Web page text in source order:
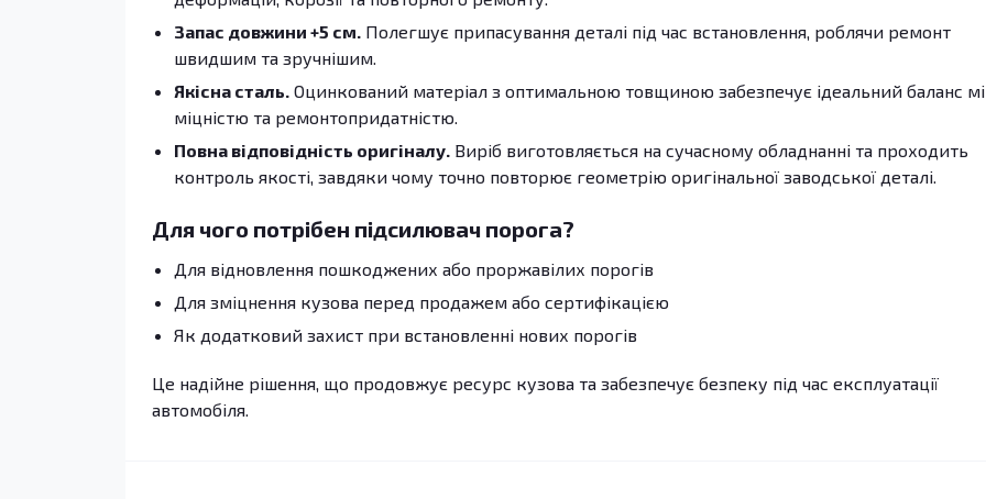
Запас довжини +5 см. Полегшує припасування деталі під час встановлення, роблячи ремонт
швидшим та зручнішим.
Якісна сталь. Оцинкований матеріал з оптимальною товщиною забезпечує ідеальний баланс
міцністю та ремонтопридатністю.
Повна відповідність оригіналу. Виріб виготовляється на сучасному обладнанні та проходить
контроль якості, завдяки чому точно повторює геометрію оригінальної заводської деталі.
Для чого потрібен підсилювач порога?
Для відновлення пошкоджених або проржавілих порогів
Для зміцнення кузова перед продажем або сертифікацією
Як додатковий захист при встановленні нових порогів
Це надійне рішення, що продовжує ресурс кузова та забезпечує безпеку під час експлуатації
автомобіля.